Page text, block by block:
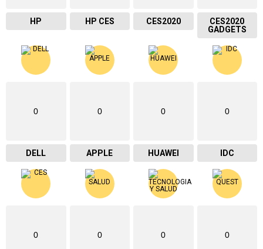
HP HP CES CES2020
CES2020
GADGETS
0
DELL
0
APPLE
0
HUAWEI
0
IDC
0 0 0 0